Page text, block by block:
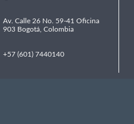
Av. Calle 26 No. 59-41 Oficina
903 Bogotá, Colombia
+57 (601) 7440140